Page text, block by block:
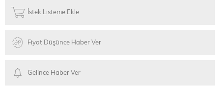
İstek Listeme Ekle
Fiyat Düşünce Haber Ver
Gelince Haber Ver